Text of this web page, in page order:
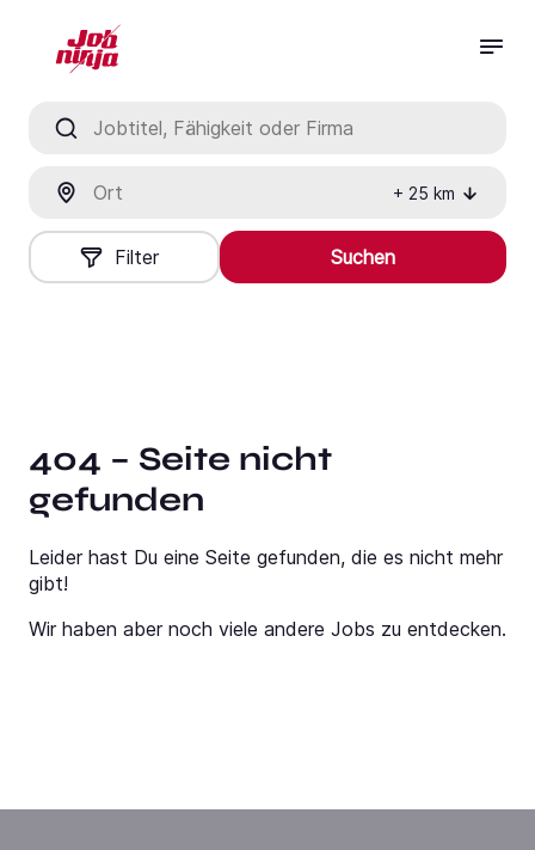
+ 25 km
Filter Suchen
404 – Seite nicht
gefunden
Leider hast Du eine Seite gefunden, die es nicht mehr
gibt!
Wir haben aber noch viele andere Jobs zu entdecken.